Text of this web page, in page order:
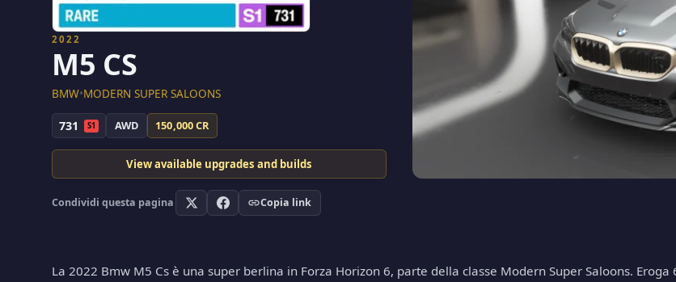
2022
M5 CS
BMW•MODERN SUPER SALOONS
731 S1 AWD 150,000 CR
View available upgrades and builds
Condividi questa pagina Copia link
La 2022 Bmw M5 Cs è una super berlina in Forza Horizon 6, parte della classe Modern Super Saloons.